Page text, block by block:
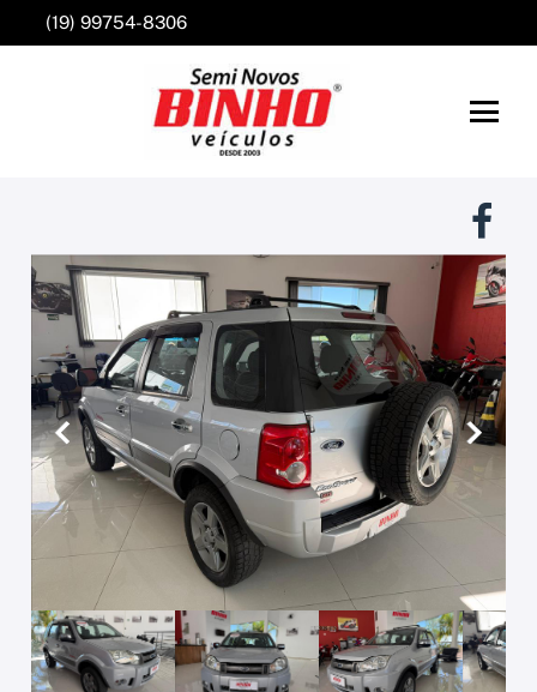
(19) 99754-8306
Anterior Próximo